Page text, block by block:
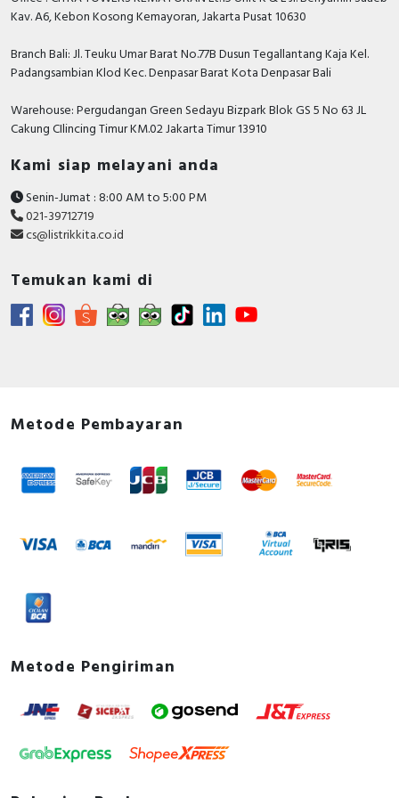
B&D Transformer, Asco, Secure, Howig, Onesto,
atau marketing kami silakan klikdisini. Selamat
Kav. A6, Kebon Kosong Kemayoran, Jakarta Pusat 10630
Branch Bali: Jl. Teuku Umar Barat No.77B Dusun Tegallantang Kaja Kel.
Padangsambian Klod Kec. Denpasar Barat Kota Denpasar Bali
Warehouse: Pergudangan Green Sedayu Bizpark Blok GS 5 No 63 JL
Cakung CIlincing Timur KM.02 Jakarta Timur 13910
Kami siap melayani anda
Senin-Jumat : 8:00 AM to 5:00 PM
021-39712719
cs@listrikkita.co.id
Temukan kami di
Metode Pembayaran
Metode Pengiriman